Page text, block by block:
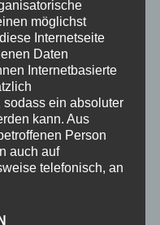
möglichst
Internetseite
Daten
Internetbasierte
ein absoluter
kann. Aus
Person
auch auf
telefonisch, an